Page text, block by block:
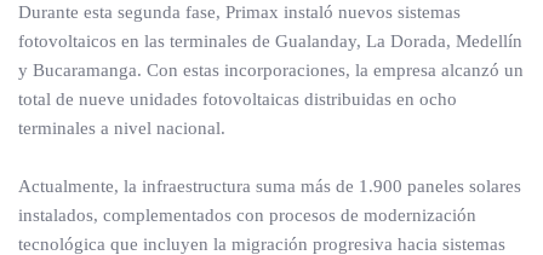
Durante esta segunda fase, Primax instaló nuevos sistemas
fotovoltaicos en las terminales de Gualanday, La Dorada, Medellín
y Bucaramanga. Con estas incorporaciones, la empresa alcanzó un
total de nueve unidades fotovoltaicas distribuidas en ocho
terminales a nivel nacional.
Actualmente, la infraestructura suma más de 1.900 paneles solares
instalados, complementados con procesos de modernización
tecnológica que incluyen la migración progresiva hacia sistemas